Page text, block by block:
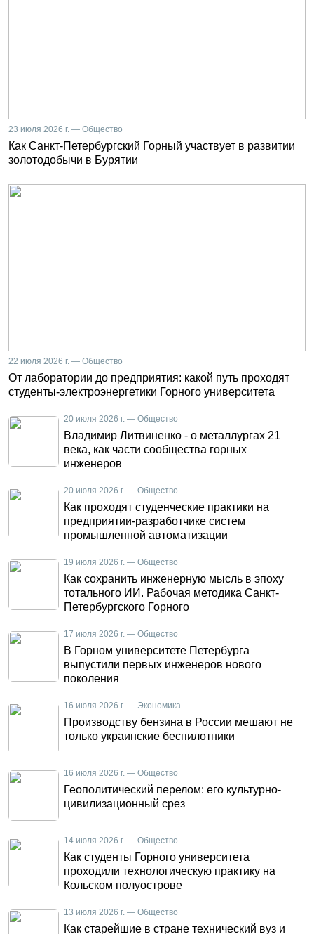
23 июля 2026 г. — Общество
Как Санкт-Петербургский Горный участвует в развитии
золотодобычи в Бурятии
22 июля 2026 г. — Общество
От лаборатории до предприятия: какой путь проходят
студенты-электроэнергетики Горного университета
20 июля 2026 г. — Общество
Владимир Литвиненко - о металлургах 21
века, как части сообщества горных
инженеров
20 июля 2026 г. — Общество
Как проходят студенческие практики на
предприятии-разработчике систем
промышленной автоматизации
19 июля 2026 г. — Общество
Как сохранить инженерную мысль в эпоху
тотального ИИ. Рабочая методика Санкт-
Петербургского Горного
17 июля 2026 г. — Общество
В Горном университете Петербурга
выпустили первых инженеров нового
поколения
16 июля 2026 г. — Экономика
Производству бензина в России мешают не
только украинские беспилотники
16 июля 2026 г. — Общество
Геополитический перелом: его культурно-
цивилизационный срез
14 июля 2026 г. — Общество
Как студенты Горного университета
проходили технологическую практику на
Кольском полуострове
13 июля 2026 г. — Общество
Как старейшие в стране технический вуз и